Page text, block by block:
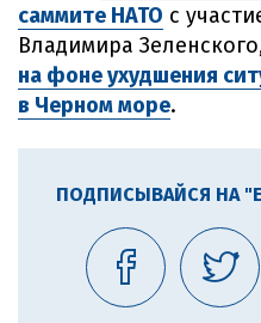
саммите НАТО с
Владимира
на фоне ухудшения
в Черном море.
ПОДПИСЫВАЙСЯ НА